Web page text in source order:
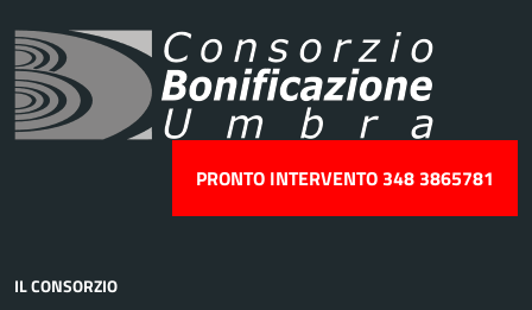
PRONTO INTERVENTO 348 3865781
IL CONSORZIO